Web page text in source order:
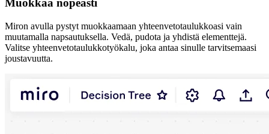
Muokkaa nopeasti
Miron avulla pystyt muokkaamaan yhteenvetotaulukkoasi vain
muutamalla napsautuksella. Vedä, pudota ja yhdistä elementtejä.
Valitse yhteenvetotaulukkotyökalu, joka antaa sinulle tarvitsemaasi
joustavuutta.